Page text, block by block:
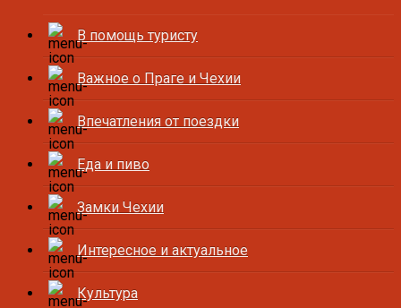
В помощь туристу
Важное о Праге и Чехии
Впечатления от поездки
Еда и пиво
Замки Чехии
Интересное и актуальное
Культура